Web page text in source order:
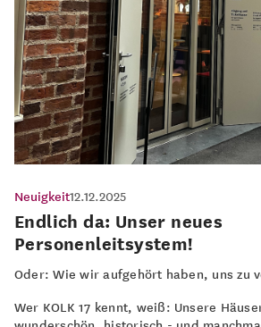
Neuigkeit12.12.2025
Endlich da: Unser neues
Personenleitsystem!
Oder: Wie wir aufgehört haben, uns zu
Wer KOLK 17 kennt, weiß: Unsere